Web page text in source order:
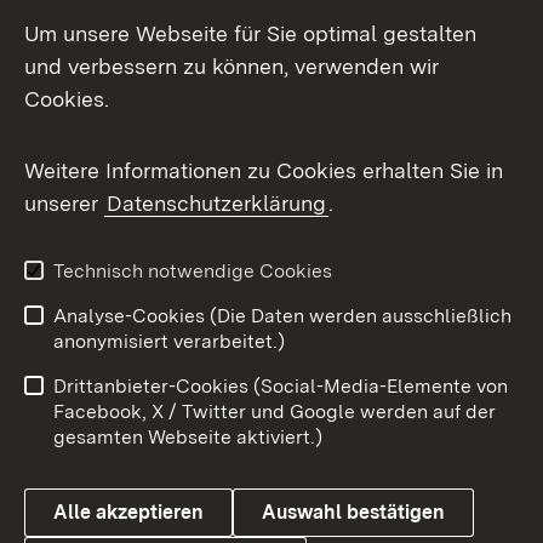
Facebook
X / Twitter
Youtube
Impressum
Kontakt
Barrierefreiheit
Datenschutz
Cookies
Um unsere Webseite für Sie optimal gestalten
und verbessern zu können, verwenden wir
Cookies.
Weitere Informationen zu Cookies erhalten Sie in
unserer Datenschutzerklärung.
Technisch notwendige Cookies
Analyse-Cookies (Die Daten werden ausschließlich
anonymisiert verarbeitet.)
Drittanbieter-Cookies (Social-Media-Elemente von
Facebook, X / Twitter und Google werden auf der
gesamten Webseite aktiviert.)
Alle akzeptieren Auswahl bestätigen